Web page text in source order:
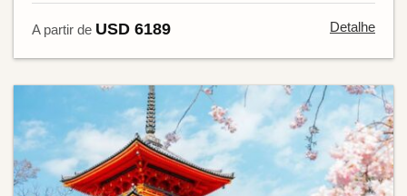
A partir de USD 6189 Detalhe